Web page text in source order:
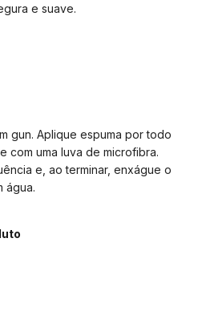
e suave.
gun. Aplique espuma por todo
com uma luva de microfibra.
e, ao terminar, enxágue o
água.